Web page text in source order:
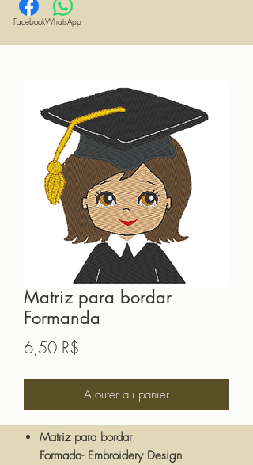
FacebookWhatsApp
Matriz para bordar
Formanda
6,50 R$
Ajouter au panier
Matriz para bordar
Formada- Embroidery Design